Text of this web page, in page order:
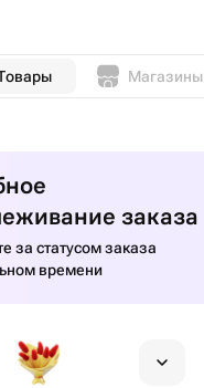
Магазины
заказа
за статусом заказа
времени